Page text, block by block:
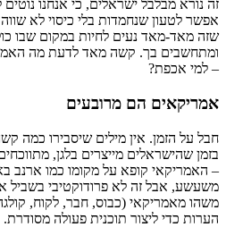
זה נורא מבלבל ישראלים, כי אנחנו
אפשר לטעון שנחמדות בלי כיסוי לא
שזה מאד-מאד נעים לחיות במקום שבו
ומתחשבים בך. קשה מאד לדעת מה
– למי אכפת?
אמריקאים הם מרובעים
חבל על הזמן. אין מילים שיסבירו כמה
בזמן שהישראלים מייצרים בלגן,
– האמריקאי קופא על מקומו כמו ארנב
משעשע, אבל זה לא פרודוקטיבי
משהו מאמריקאי (כבוס, חבר, לקוח,
הערות כדי ליצור תוכנית פעולה מסודרת.